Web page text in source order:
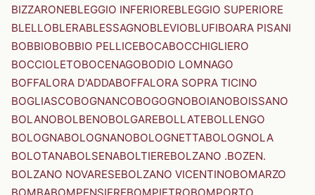
BIZZARONEBLEGGIO INFERIOREBLEGGIO SUPERIORE
BLELLOBLERABLESSAGNOBLEVIOBLUFIBOARA PISANI
BOBBIOBOBBIO PELLICEBOCABOCCHIGLIERO
BOCCIOLETOBOCENAGOBODIO LOMNAGO
BOFFALORA D'ADDABOFFALORA SOPRA TICINO
BOGLIASCOBOGNANCOBOGOGNOBOIANOBOISSANO
BOLANOBOLBENOBOLGAREBOLLATEBOLLENGO
BOLOGNABOLOGNANOBOLOGNETTABOLOGNOLA
BOLOTANABOLSENABOLTIEREBOLZANO .BOZEN.
BOLZANO NOVARESEBOLZANO VICENTINOBOMARZO